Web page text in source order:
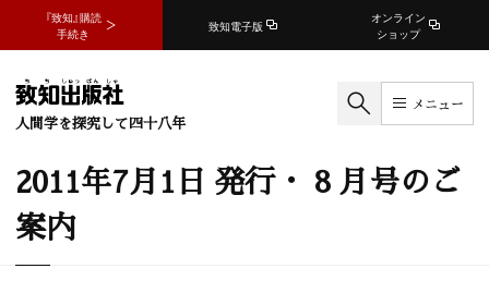
『致知』購読
手続き
致知電子版
オンライン
ショップ
人間学を探究して四十八年
メニュー
2011年7月1日 発行・ 8 月号のご
案内